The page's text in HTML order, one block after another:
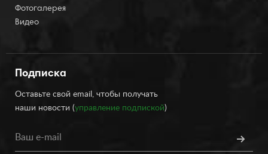
Фотогалерея
Видео
Подписка
Оставьте свой email, чтобы получать
наши новости (управление подпиской)